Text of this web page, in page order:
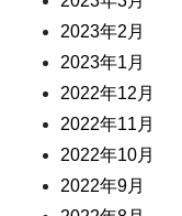
2023年2月
2023年1月
2022年12月
2022年11月
2022年10月
2022年9月